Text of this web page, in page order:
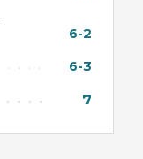
6-2
6-3
7